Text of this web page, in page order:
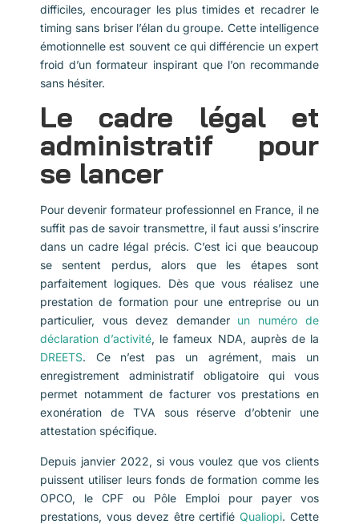
difficiles, encourager les plus timides et recadrer le
timing sans briser l’élan du groupe. Cette intelligence
émotionnelle est souvent ce qui différencie un expert
froid d’un formateur inspirant que l’on recommande
sans hésiter.
Le cadre légal et
administratif pour
se lancer
Pour devenir formateur professionnel en France, il ne
suffit pas de savoir transmettre, il faut aussi s’inscrire
dans un cadre légal précis. C’est ici que beaucoup
se sentent perdus, alors que les étapes sont
parfaitement logiques. Dès que vous réalisez une
prestation de formation pour une entreprise ou un
particulier, vous devez demander un numéro de
déclaration d’activité, le fameux NDA, auprès de la
DREETS. Ce n’est pas un agrément, mais un
enregistrement administratif obligatoire qui vous
permet notamment de facturer vos prestations en
exonération de TVA sous réserve d’obtenir une
attestation spécifique.
Depuis janvier 2022, si vous voulez que vos clients
puissent utiliser leurs fonds de formation comme les
OPCO, le CPF ou Pôle Emploi pour payer vos
prestations, vous devez être certifiéQualiopi. Cette